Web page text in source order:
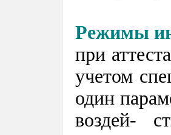
Режимы
при
учетом
один
воздей-